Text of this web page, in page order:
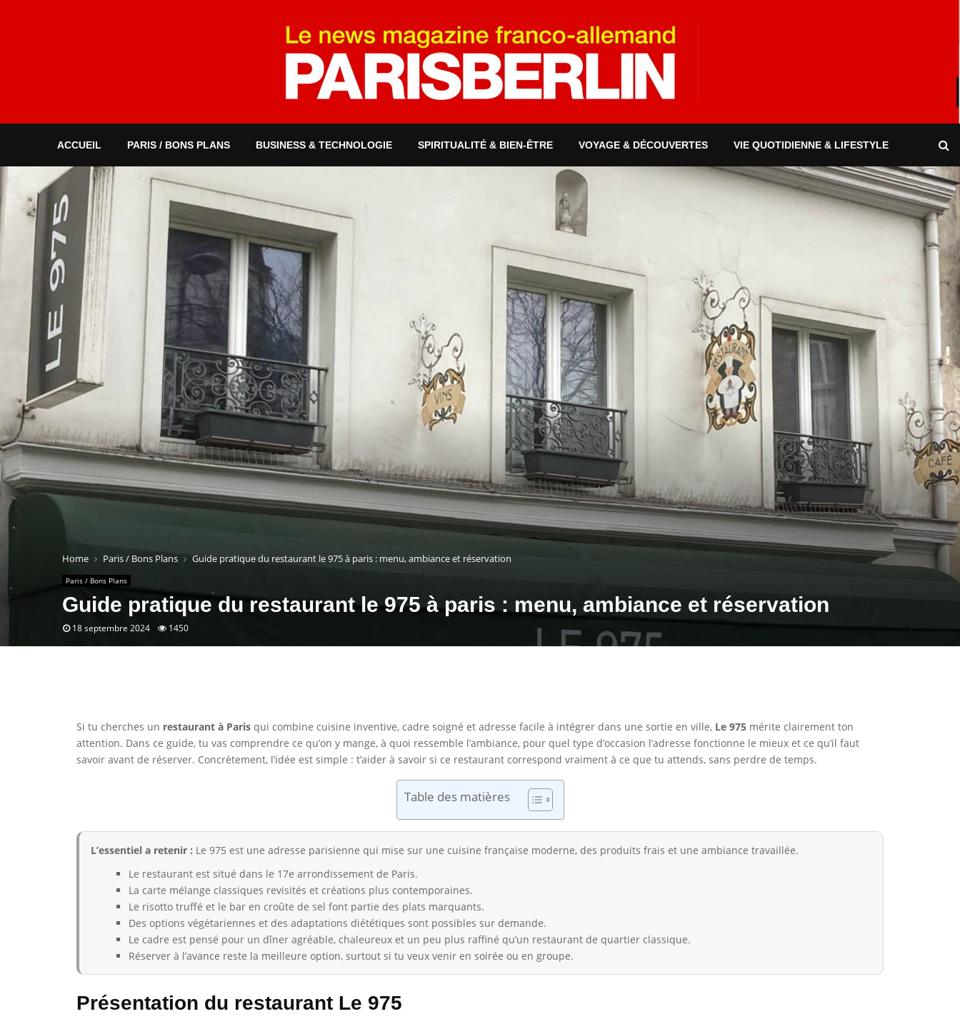
ACCUEIL PARIS / BONS PLANS BUSINESS & TECHNOLOGIE SPIRITUALITÉ & BIEN-ÊTRE VOYAGE & DÉCOUVERTES VIE QUOTIDIENNE & LIFESTYLE
Home Paris / Bons Plans Guide pratique du restaurant le 975 à paris : menu, ambiance et réservation
Paris / Bons Plans
Guide pratique du restaurant le 975 à paris : menu, ambiance et réservation
18 septembre 2024 1450
Si tu cherches un restaurant à Paris qui combine cuisine inventive, cadre soigné et adresse facile à intégrer dans une sortie en ville, Le 975 mérite clairement ton
attention. Dans ce guide, tu vas comprendre ce qu’on y mange, à quoi ressemble l’ambiance, pour quel type d’occasion l’adresse fonctionne le mieux et ce qu’il faut
savoir avant de réserver. Concrètement, l’idée est simple : t’aider à savoir si ce restaurant correspond vraiment à ce que tu attends, sans perdre de temps.
Table des matières
L’essentiel a retenir : Le 975 est une adresse parisienne qui mise sur une cuisine française moderne, des produits frais et une ambiance travaillée.
Le restaurant est situé dans le 17e arrondissement de Paris.
La carte mélange classiques revisités et créations plus contemporaines.
Le risotto truffé et le bar en croûte de sel font partie des plats marquants.
Des options végétariennes et des adaptations diététiques sont possibles sur demande.
Le cadre est pensé pour un dîner agréable, chaleureux et un peu plus raffiné qu’un restaurant de quartier classique.
Réserver à l’avance reste la meilleure option, surtout si tu veux venir en soirée ou en groupe.
Présentation du restaurant Le 975